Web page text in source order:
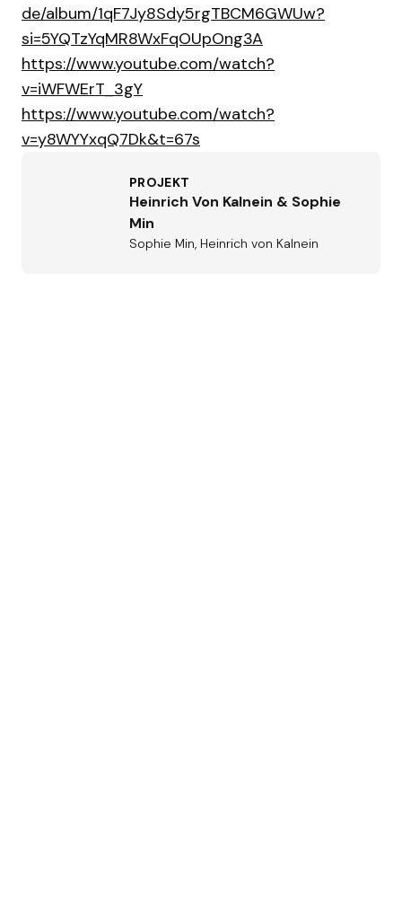
de/album/1qF7Jy8Sdy5rgTBCM6GWUw?
si=5YQTzYqMR8WxFqOUpOng3A
https://www.youtube.com/watch?
v=iWFWErT_3gY
https://www.youtube.com/watch?
v=y8WYYxqQ7Dk&t=67s
PROJEKT
Heinrich Von Kalnein & Sophie
Min
Sophie Min, Heinrich von Kalnein